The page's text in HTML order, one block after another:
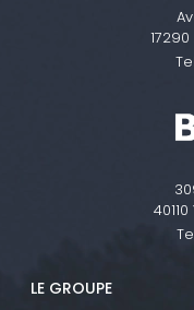
17290
LE GROUPE